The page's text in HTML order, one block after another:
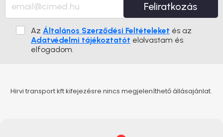
Feliratkozás
Az Általános Szerződési Feltételeket és az
Adatvédelmi tájékoztatót elolvastam és
elfogadom.
Hirvi transport kft kifejezésre nincs megjeleníthető állásajánlat.